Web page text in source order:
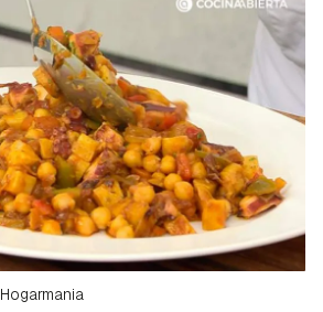
Hogarmania